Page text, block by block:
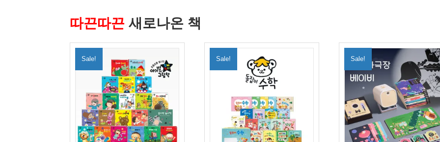
따끈따끈 새로나온 책
Sale! Sale! Sale!